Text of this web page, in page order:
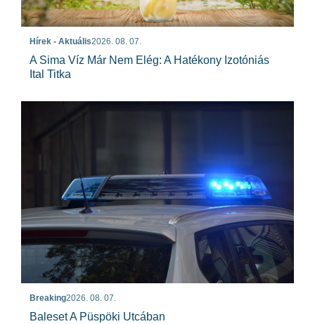
Hírek - Aktuális2026. 08. 07.
A Sima Víz Már Nem Elég: A Hatékony Izotóniás
Ital Titka
Breaking2026. 08. 07.
Baleset A Püspöki Utcában